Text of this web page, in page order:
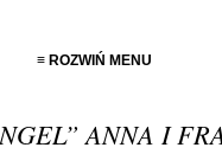
≡ ROZWIŃ MENU
ANNA I